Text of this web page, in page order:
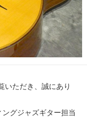
いただき、誠にあり
グジャズギター担当